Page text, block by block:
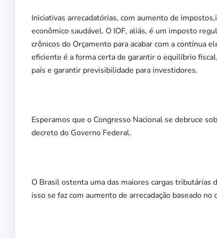
Iniciativas arrecadatórias, com aumento de
econômico saudável. O IOF, aliás, é um imposto
crônicos do Orçamento para acabar com a contínua
eficiente é a forma certa de garantir o equilíbrio
país e garantir previsibilidade para investidores.
Esperamos que o Congresso Nacional se debruce
decreto do Governo Federal.
O Brasil ostenta uma das maiores cargas
isso se faz com aumento de arrecadação baseado